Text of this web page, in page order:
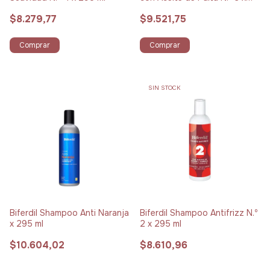
$8.279,77
Comprar
$9.521,75
Comprar
Biferdil Shampoo Anti Naranja
x 295 ml
$10.604,02
SIN STOCK
Biferdil Shampoo Antifrizz N.º
2 x 295 ml
$8.610,96